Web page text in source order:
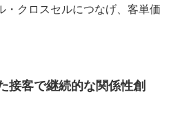
・クロスセルにつなげ、客単価
接客で継続的な関係性創